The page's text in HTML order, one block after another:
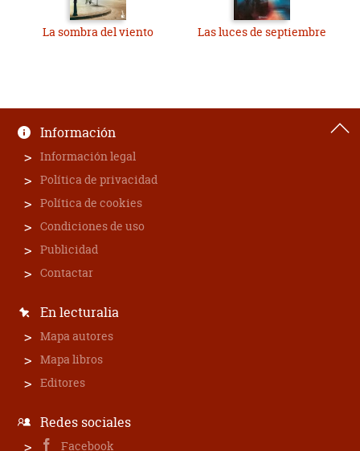
La sombra del viento Las luces de septiembre
Información
Información legal
Política de privacidad
Política de cookies
Condiciones de uso
Publicidad
Contactar
En lecturalia
Mapa autores
Mapa libros
Editores
Redes sociales
Facebook